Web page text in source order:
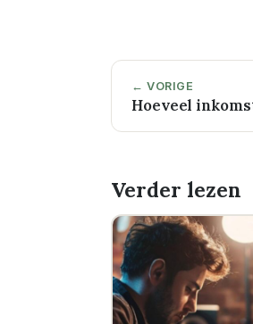
← VORIGE
Hoeveel
Verder lezen